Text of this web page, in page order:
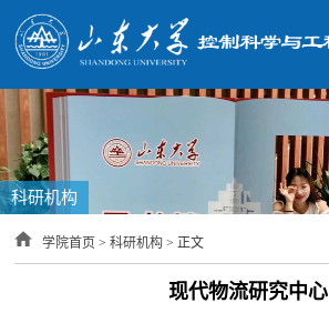
科研机构
学院首页 >科研机构 > 正文
现代物流研究中心